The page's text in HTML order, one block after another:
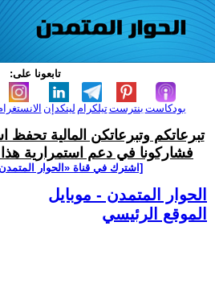
تابعونا على:
لينكدإن تيلكرامبنترست بودكاست
تبرعاتكم وتبرعاتكن المالية تحفظ
فشاركونا في دعم استمرارية هذا
[اشترك في قناة ‫«الحوار
الحوار المتمدن - موبايل
الموقع الرئيسي